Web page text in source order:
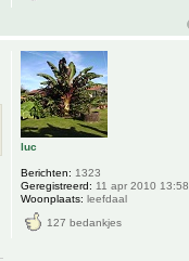
luc
Berichten: 1323
Geregistreerd: 11 apr 2010 13:58
Woonplaats: leefdaal
127 bedankjes